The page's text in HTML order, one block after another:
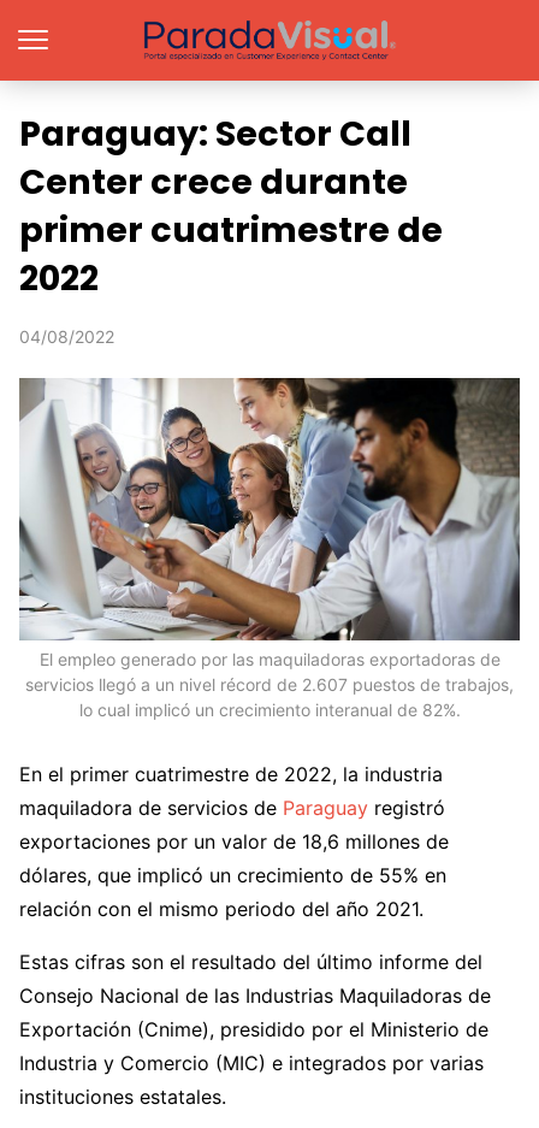
Paraguay: Sector Call
Center crece durante
primer cuatrimestre de
2022
04/08/2022
El empleo generado por las maquiladoras exportadoras de
servicios llegó a un nivel récord de 2.607 puestos de trabajos,
lo cual implicó un crecimiento interanual de 82%.
En el primer cuatrimestre de 2022, la industria
maquiladora de servicios de Paraguay registró
exportaciones por un valor de 18,6 millones de
dólares, que implicó un crecimiento de 55% en
relación con el mismo periodo del año 2021.
Estas cifras son el resultado del último informe del
Consejo Nacional de las Industrias Maquiladoras de
Exportación (Cnime), presidido por el Ministerio de
Industria y Comercio (MIC) e integrados por varias
instituciones estatales.